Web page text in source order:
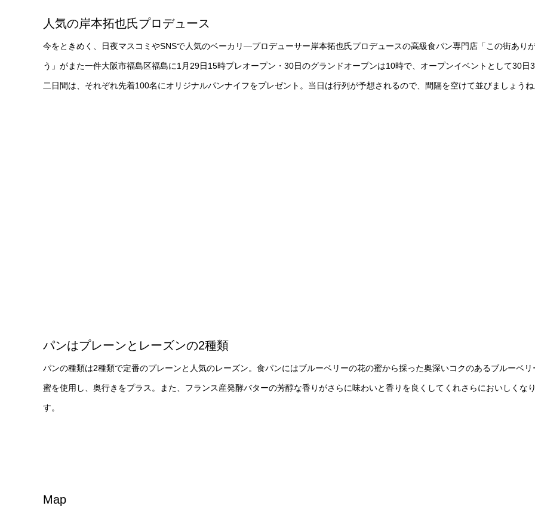
人気の岸本拓也氏プロデュース
今をときめく、日夜マスコミやSNSで人気のベーカリ―プロデューサー岸本拓也氏プロデュースの高級食パン専門店「この街あり
う」がまた一件大阪市福島区福島に1月29日15時プレオープン・30日のグランドオープンは10時で、オープンイベントとして30日
二日間は、それぞれ先着100名にオリジナルパンナイフをプレゼント。当日は行列が予想されるので、間隔を空けて並びましょう
パンはプレーンとレーズンの2種類
パンの種類は2種類で定番のプレーンと人気のレーズン。食パンにはブルーベリーの花の蜜から採った奥深いコクのあるブルーベリ
蜜を使用し、奥行きをプラス。また、フランス産発酵バターの芳醇な香りがさらに味わいと香りを良くしてくれさらにおいしくな
す。
Map